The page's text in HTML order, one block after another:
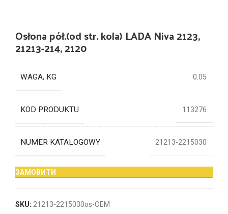
Osłona pół.(od str. kola) LADA Niva 2123,
21213-214, 2120
WAGA, KG 0.05
KOD PRODUKTU 113276
NUMER KATALOGOWY 21213-2215030
ЗАМОВИТИ
SKU: 21213-2215030os-OEM